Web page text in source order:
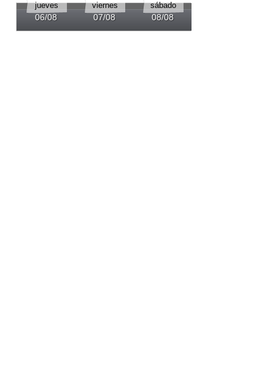
jueves
06/08
viernes
07/08
sábado
08/08